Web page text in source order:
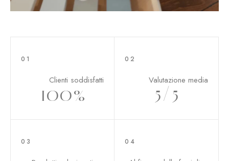
01
Clienti soddisfatti
100%
02
Valutazione media
5/5
03 04